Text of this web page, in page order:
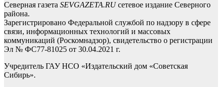
Северная газета SEVGAZETA.RUсетевое издание Северного
района.
Зарегистрировано Федеральной службой по надзору в сфере
связи, информационных технологий и массовых
коммуникаций (Роскомнадзор), свидетельство о регистрации
Эл № ФС77-81025 от 30.04.2021 г.
Учредитель ГАУ НСО «Издательский дом «Советская
Сибирь».